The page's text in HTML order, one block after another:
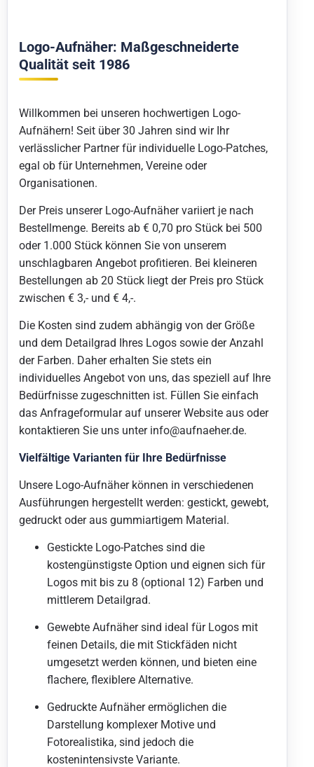
Logo-Aufnäher: Maßgeschneiderte
Qualität seit 1986
Willkommen bei unseren hochwertigen Logo-
Aufnähern! Seit über 30 Jahren sind wir Ihr
verlässlicher Partner für individuelle Logo-Patches,
egal ob für Unternehmen, Vereine oder
Organisationen.
Der Preis unserer Logo-Aufnäher variiert je nach
Bestellmenge. Bereits ab € 0,70 pro Stück bei 500
oder 1.000 Stück können Sie von unserem
unschlagbaren Angebot profitieren. Bei kleineren
Bestellungen ab 20 Stück liegt der Preis pro Stück
zwischen € 3,- und € 4,-.
Die Kosten sind zudem abhängig von der Größe
und dem Detailgrad Ihres Logos sowie der Anzahl
der Farben. Daher erhalten Sie stets ein
individuelles Angebot von uns, das speziell auf Ihre
Bedürfnisse zugeschnitten ist. Füllen Sie einfach
das Anfrageformular auf unserer Website aus oder
kontaktieren Sie uns unter info@aufnaeher.de.
Vielfältige Varianten für Ihre Bedürfnisse
Unsere Logo-Aufnäher können in verschiedenen
Ausführungen hergestellt werden: gestickt, gewebt,
gedruckt oder aus gummiartigem Material.
Gestickte Logo-Patches sind die
kostengünstigste Option und eignen sich für
Logos mit bis zu 8 (optional 12) Farben und
mittlerem Detailgrad.
Gewebte Aufnäher sind ideal für Logos mit
feinen Details, die mit Stickfäden nicht
umgesetzt werden können, und bieten eine
flachere, flexiblere Alternative.
Gedruckte Aufnäher ermöglichen die
Darstellung komplexer Motive und
Fotorealistika, sind jedoch die
kostenintensivste Variante.